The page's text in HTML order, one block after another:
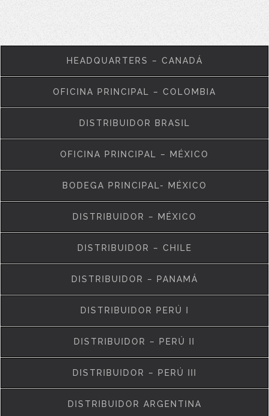
HEADQUARTERS – CANADÁ
OFICINA PRINCIPAL – COLOMBIA
DISTRIBUIDOR BRASIL
OFICINA PRINCIPAL – MÉXICO
BODEGA PRINCIPAL- MÉXICO
DISTRIBUIDOR – MÉXICO
DISTRIBUIDOR – CHILE
DISTRIBUIDOR – PANAMÁ
DISTRIBUIDOR PERÚ I
DISTRIBUIDOR – PERÚ II
DISTRIBUIDOR – PERÚ III
DISTRIBUIDOR ARGENTINA